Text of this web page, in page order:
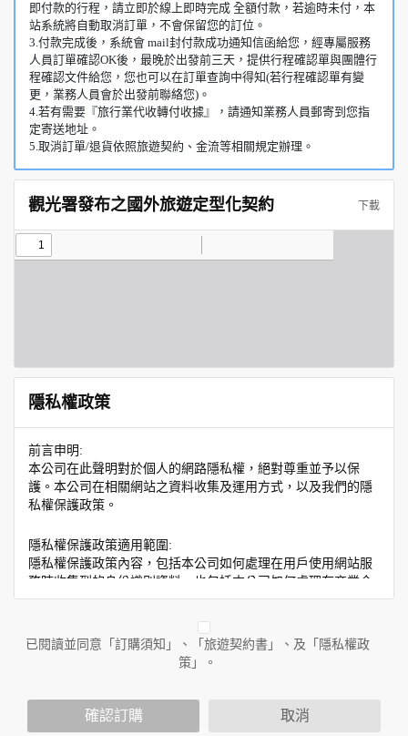
即付款的行程，請立即於線上即時完成 全額付款，若逾時未付，本
站系統將自動取消訂單，不會保留您的訂位。
3.付款完成後，系統會 mail封付款成功通知信函給您，經專屬服務
人員訂單確認OK後，最晚於出發前三天，提供行程確認單與團體行
程確認文件給您，您也可以在訂單查詢中得知(若行程確認單有變
更，業務人員會於出發前聯絡您)。
4.若有需要『旅行業代收轉付收據』，請通知業務人員郵寄到您指
定寄送地址。
5.取消訂單/退貨依照旅遊契約、金流等相關規定辦理。
觀光署發布之國外旅遊定型化契約 下載
隱私權政策
前言申明:
本公司在此聲明對於個人的網路隱私權，絕對尊重並予以保
護。本公司在相關網站之資料收集及運用方式，以及我們的隱
私權保護政策。
隱私權保護政策適用範圍:
隱私權保護政策內容，包括本公司如何處理在用戶使用網站服
務時收集到的身份識別資料，也包括本公司如何處理在商業合
作與本公司合作時分享的任何身份識別資料。隱私權保護政策
人員。例如您透過本公司旗下網站上的廣告廠商連結，這些置
放連結的廠商也可能蒐集您個人的資料。對於您主動提供的個
人資訊，這些廣告廠商或連結網站有其個別的隱私權保護政
您個人在本網站上的聊天室或討論區中任意公開個人資料的行
已閱讀並同意「訂購須知」、「旅遊契約書」、及「隱私權政
策」。
確認訂購 取消